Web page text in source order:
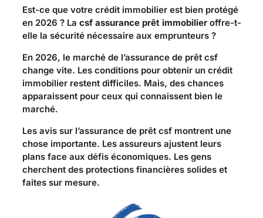
Est-ce que votre crédit immobilier est bien protégé
en 2026 ? La csf assurance prêt immobilier offre-t-
elle la sécurité nécessaire aux emprunteurs ?
En 2026, le marché de l’assurance de prêt csf
change vite. Les conditions pour obtenir un crédit
immobilier restent difficiles. Mais, des chances
apparaissent pour ceux qui connaissent bien le
marché.
Les avis sur l’assurance de prêt csf montrent une
chose importante. Les assureurs ajustent leurs
plans face aux défis économiques. Les gens
cherchent des protections financières solides et
faites sur mesure.